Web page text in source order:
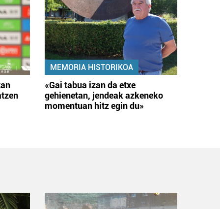
MEMORIA HISTORIKOA
«Gai tabua izan da etxe
gehienetan, jendeak azkeneko
momentuan hitz egin du»